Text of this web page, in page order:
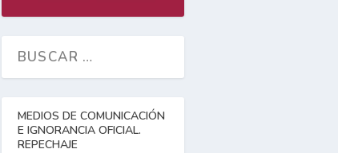
MEDIOS DE COMUNICACIÓN
E IGNORANCIA OFICIAL.
REPECHAJE